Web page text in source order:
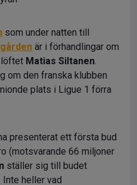
som under natten till
är i förhandlingar om
Matias Siltanen.
om den franska klubben
plats i Ligue 1 förra
presenterat ett första bud
(motsvarande 66 miljoner
ställer sig till budet
heller vad